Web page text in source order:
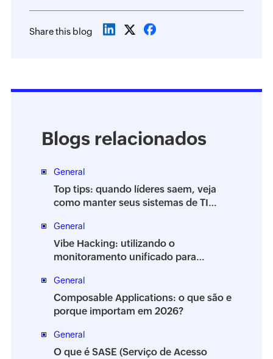
Share this blog
Blogs relacionados
General
Top tips: quando líderes saem, veja
como manter seus sistemas de TI
General
Vibe Hacking: utilizando o
monitoramento unificado para
General
Composable Applications: o que são e
porque importam em 2026?
General
O que é SASE (Serviço de Acesso